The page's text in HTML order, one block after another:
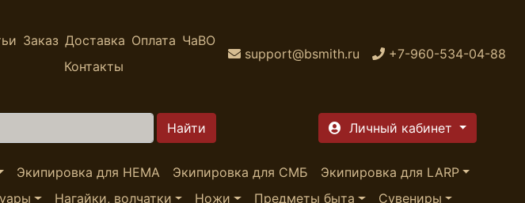
Заказ Доставка Оплата ЧаВО
Контакты
support@bsmith.ru +7-960-534-04-88
Личный кабинет
Экипировка для HEMA Экипировка для СМБ
Экипировка для LARP
Нагайки, волчатки Ножи Предметы быта
Сувениры